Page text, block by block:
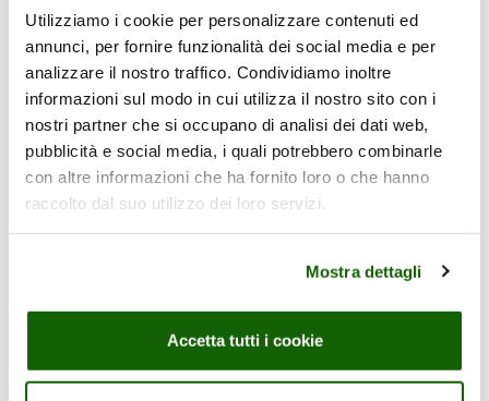
Utilizziamo i cookie per personalizzare contenuti ed
annunci, per fornire funzionalità dei social media e per
analizzare il nostro traffico. Condividiamo inoltre
informazioni sul modo in cui utilizza il nostro sito con i
nostri partner che si occupano di analisi dei dati web,
pubblicità e social media, i quali potrebbero combinarle
con altre informazioni che ha fornito loro o che hanno
raccolto dal suo utilizzo dei loro servizi.
Mostra dettagli
Accetta tutti i cookie
vegetale